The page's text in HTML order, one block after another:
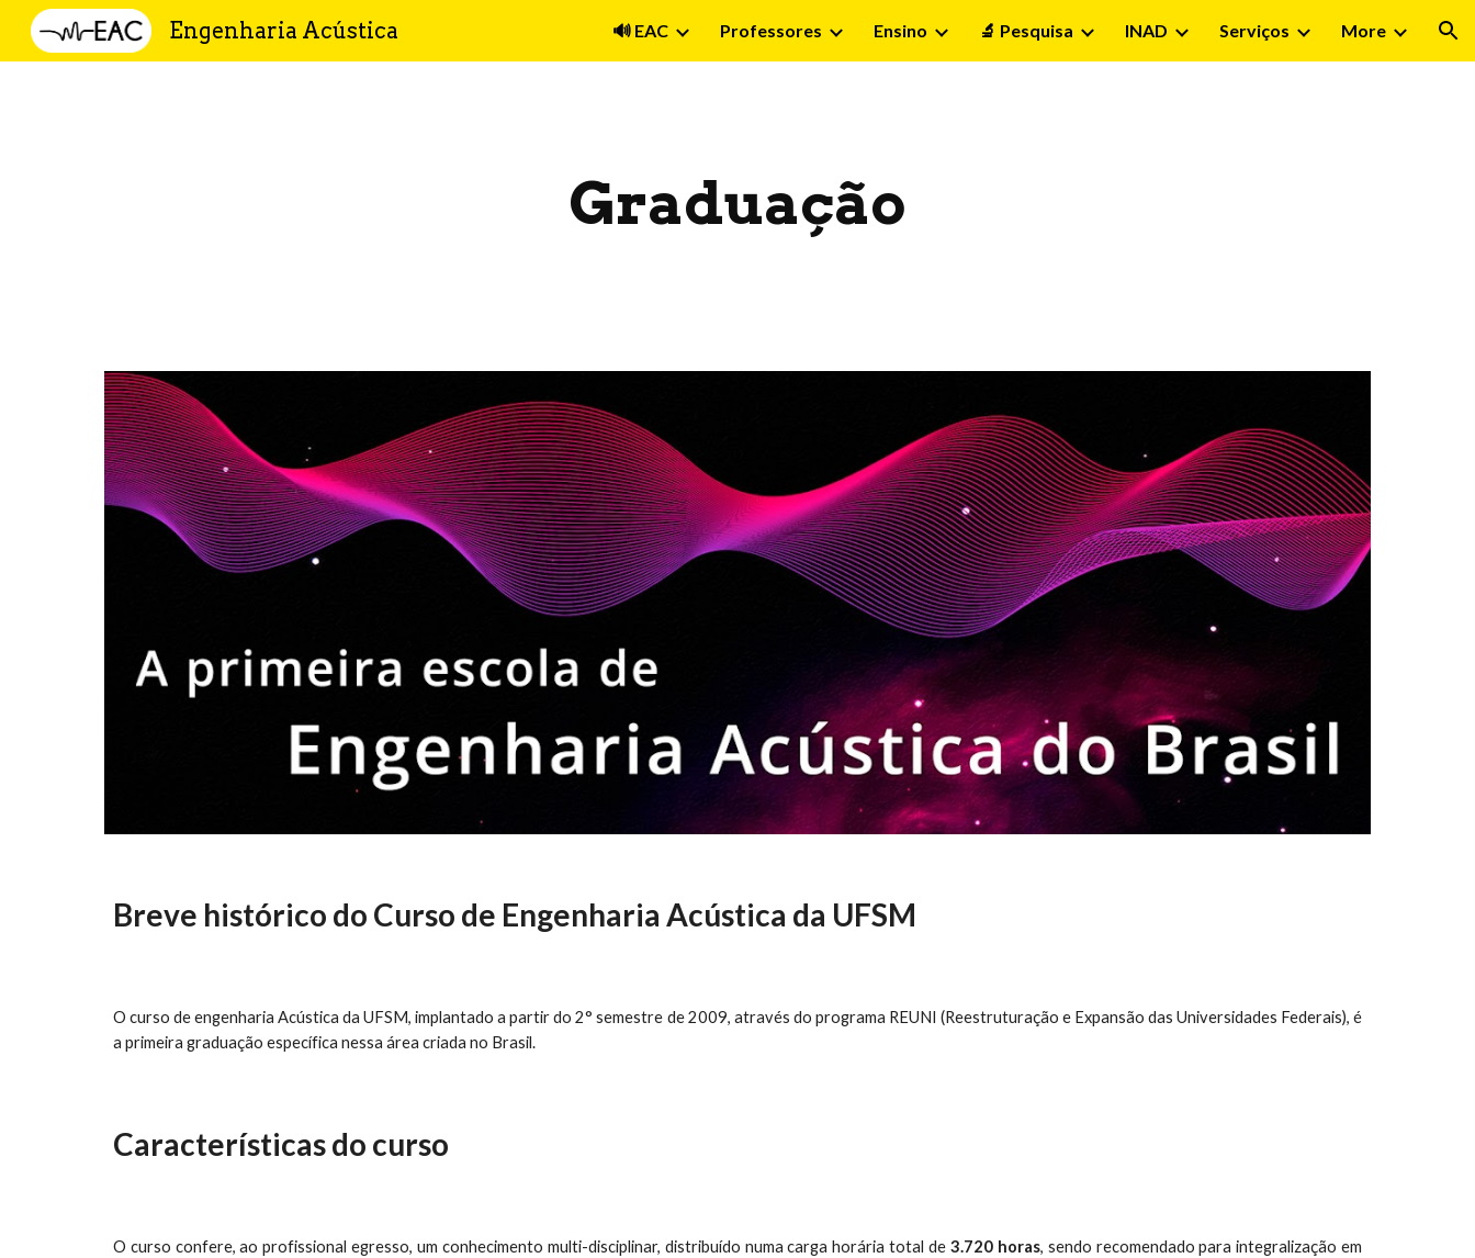
Skip to main content Skip to navigation
Engenharia Acústica 🔊 EAC Professores Ensino 🔬 Pesquisa INAD Serviços More
Graduação
Breve histórico do Curso de Engenharia Acústica da UFSM
O curso de engenharia Acústica da UFSM, implantado a partir do 2° semestre de 2009, através do programa REUNI (Reestruturação e Expansão das Universidades Federais), é
a primeira graduação específica nessa área criada no Brasil.
Características do curso
O curso confere, ao profissional egresso, um conhecimento multi-disciplinar, distribuído numa carga horária total de 3.720 horas, sendo recomendado para integralização em